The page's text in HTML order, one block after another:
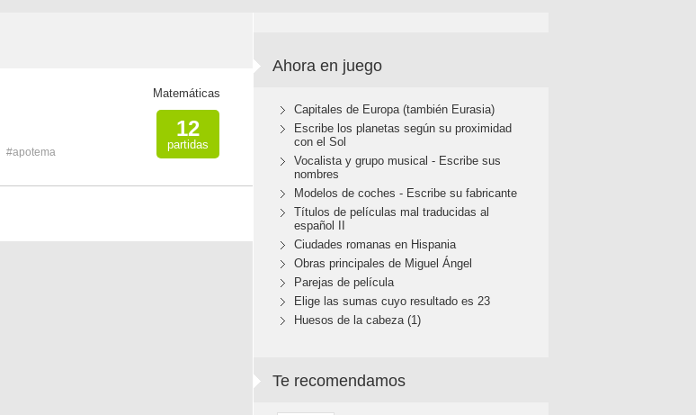
#apotema
Matemáticas
12
partidas
Ahora en juego
Capitales de Europa (también Eurasia)
Escribe los planetas según su proximidad
con el Sol
Vocalista y grupo musical - Escribe sus
nombres
Modelos de coches - Escribe su fabricante
Títulos de películas mal traducidas al
español II
Ciudades romanas en Hispania
Obras principales de Miguel Ángel
Parejas de película
Elige las sumas cuyo resultado es 23
Huesos de la cabeza (1)
Te recomendamos